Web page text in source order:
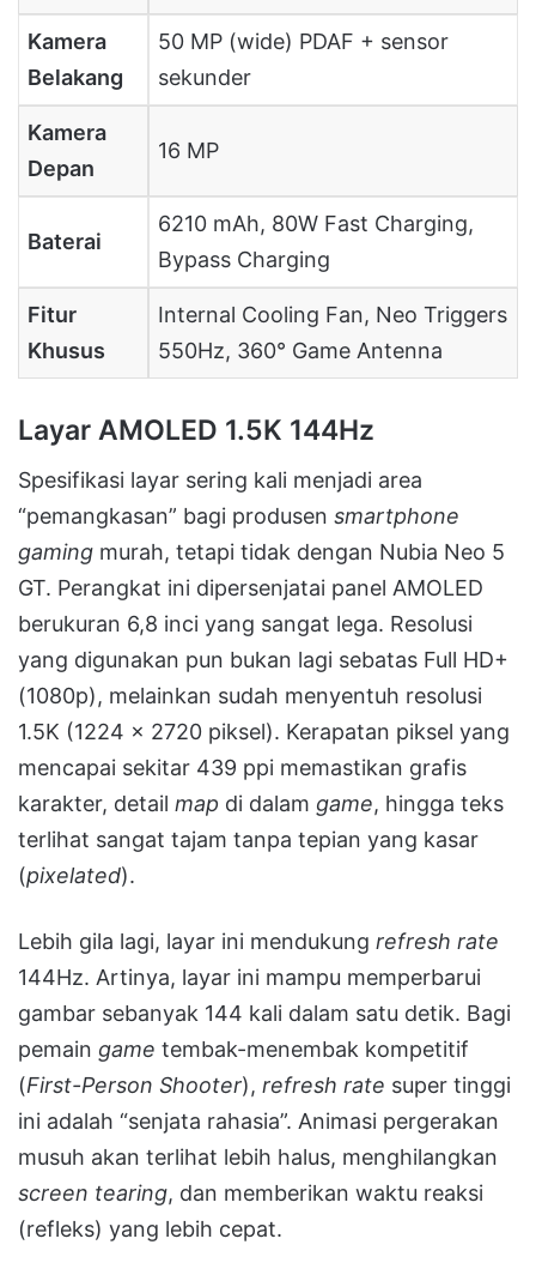
Kamera
Belakang
50 MP (wide) PDAF + sensor
sekunder
Kamera
Depan
16 MP
Baterai
6210 mAh, 80W Fast Charging,
Bypass Charging
Fitur
Khusus
Internal Cooling Fan, Neo Triggers
550Hz, 360° Game Antenna
Layar AMOLED 1.5K 144Hz
Spesifikasi layar sering kali menjadi area
“pemangkasan” bagi produsen smartphone
gaming murah, tetapi tidak dengan Nubia Neo 5
GT. Perangkat ini dipersenjatai panel AMOLED
berukuran 6,8 inci yang sangat lega. Resolusi
yang digunakan pun bukan lagi sebatas Full HD+
(1080p), melainkan sudah menyentuh resolusi
1.5K (1224 × 2720 piksel). Kerapatan piksel yang
mencapai sekitar 439 ppi memastikan grafis
karakter, detail map di dalam game, hingga teks
terlihat sangat tajam tanpa tepian yang kasar
(pixelated).
Lebih gila lagi, layar ini mendukung refresh rate
144Hz. Artinya, layar ini mampu memperbarui
gambar sebanyak 144 kali dalam satu detik. Bagi
pemain game tembak-menembak kompetitif
(First-Person Shooter), refresh rate super tinggi
ini adalah “senjata rahasia”. Animasi pergerakan
musuh akan terlihat lebih halus, menghilangkan
screen tearing, dan memberikan waktu reaksi
(refleks) yang lebih cepat.